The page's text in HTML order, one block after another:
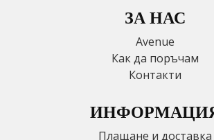
ЗА НАС
Avenue
Как да поръчам
Контакти
Плащане и доставка